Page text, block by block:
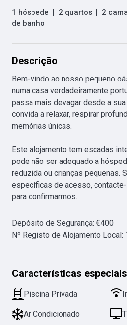
1 hóspede | 2 quartos | 2
de banho
Descrição
Bem-vindo ao nosso pequeno
numa casa verdadeiramente
passa mais devagar desde a sua
convida a relaxar, respirar
memórias únicas.
Este alojamento tem escadas
pode não ser adequado a
reduzida ou crianças pequenas.
específicas de acesso,
para confirmarmos.
Depósito de Segurança: €400
Nº Registo de Alojamento Local:
Características especiais
Piscina Privada
Ar Condicionado